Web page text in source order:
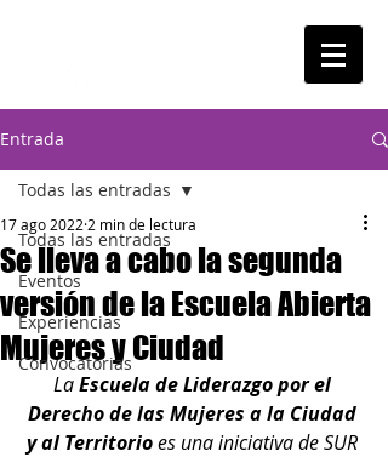
Entrada
Todas las entradas
Eventos
Experiencias
Convocatorias
Todas las entradas
Se lleva a cabo la segunda
versión de la Escuela Abierta
Mujeres y Ciudad
17 ago 2022 2 min de lectura
La Escuela de Liderazgo por el
Derecho de las Mujeres a la Ciudad
y al Territorio es una iniciativa de SUR